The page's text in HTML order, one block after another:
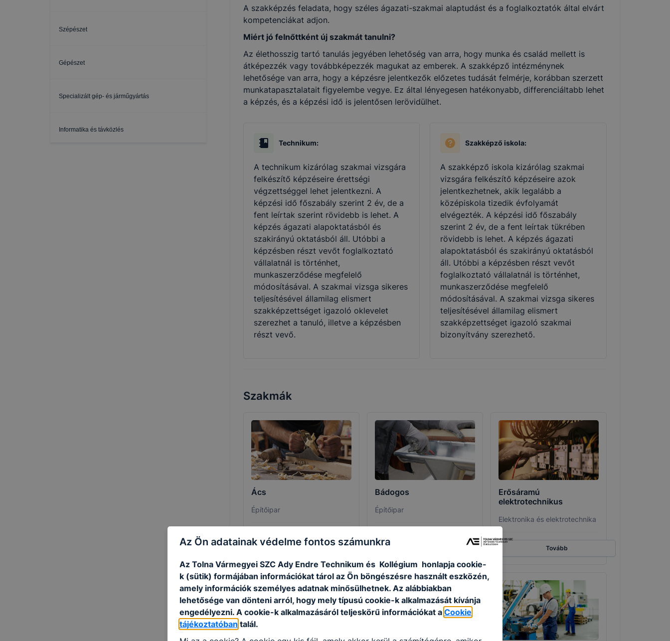
Szépészet
Gépészet
Specializált gép- és járműgyártás
Informatika és távközlés
A szakképzés feladata, hogy széles ágazati-szakmai alaptudást és a foglalkoztatók által elvárt
kompetenciákat adjon.
Miért jó felnőttként új szakmát tanulni?
Az élethosszig tartó tanulás jegyében lehetőség van arra, hogy munka és család mellett is
átképezzék vagy továbbképezzék magukat az emberek. A szakképző intézménynek
lehetősége van arra, hogy a képzésre jelentkezők előzetes tudását felmérje, korábban szerzett
munkatapasztalatait figyelembe vegye. Ez által lényegesen hatékonyabb, differenciáltabb lehet
a képzés, és a képzési idő is jelentősen lerövidülhet.
Technikum:
A technikum kizárólag szakmai vizsgára
felkészítő képzéseire érettségi
végzettséggel lehet jelentkezni. A
képzési idő főszabály szerint 2 év, de a
fent leírtak szerint rövidebb is lehet. A
képzés ágazati alapoktatásból és
szakirányú oktatásból áll. Utóbbi a
képzésben részt vevőt foglalkoztató
vállalatnál is történhet,
munkaszerződése megfelelő
módosításával. A szakmai vizsga sikeres
teljesítésével államilag elismert
szakképzettséget igazoló oklevelet
szerezhet a tanuló, illetve a képzésben
részt vevő.
Szakképző iskola:
A szakképző iskola kizárólag szakmai
vizsgára felkészítő képzéseire azok
jelentkezhetnek, akik legalább a
középiskola tizedik évfolyamát
elvégezték. A képzési idő főszabály
szerint 2 év, de a fent leírtak tükrében
rövidebb is lehet. A képzés ágazati
alapoktatásból és szakirányú oktatásból
áll. Utóbbi a képzésben részt vevőt
foglalkoztató vállalatnál is történhet,
munkaszerződése megfelelő
módosításával. A szakmai vizsga sikeres
teljesítésével államilag elismert
szakképzettséget igazoló szakmai
bizonyítvány szerezhető.
Szakmák
Ács
Építőipar
Tovább
Bádogos
Építőipar
Erősáramú
elektrotechnikus
Elektronika és elektrotechnika
Tovább
Az Ön adatainak védelme fontos számunkra
Az Tolna Vármegyei SZC Ady Endre Technikum és Kollégium honlapja cookie-
k (sütik) formájában információkat tárol az Ön böngészésre használt eszközén,
amely információk személyes adatnak minősülhetnek. Az alábbiakban
lehetősége van dönteni arról, hogy mely típusú cookie-k alkalmazását kívánja
engedélyezni. A cookie-k alkalmazásáról teljeskörű információkat a Cookie
tájékoztatóban talál.